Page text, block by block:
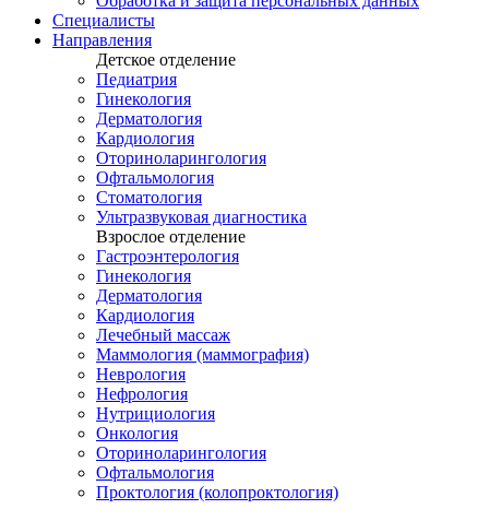
Специалисты
Направления
Детское отделение
Педиатрия
Гинекология
Дерматология
Кардиология
Оториноларингология
Офтальмология
Стоматология
Ультразвуковая диагностика
Взрослое отделение
Гастроэнтерология
Гинекология
Дерматология
Кардиология
Лечебный массаж
Маммология (маммография)
Неврология
Нефрология
Нутрициология
Онкология
Оториноларингология
Офтальмология
Проктология (колопроктология)